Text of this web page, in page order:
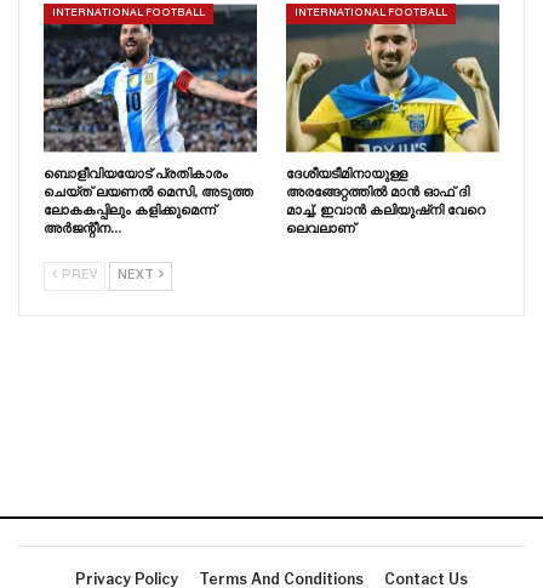
INTERNATIONAL FOOTBALL
ബൊളീവിയയോട് പ്രതികാരം
ചെയ്‌ത്‌ ലയണൽ മെസി, അടുത്ത
ലോകകപ്പിലും കളിക്കുമെന്ന്
അർജന്റീന…
INTERNATIONAL FOOTBALL
ദേശീയടീമിനായുള്ള
അരങ്ങേറ്റത്തിൽ മാൻ ഓഫ് ദി
മാച്ച്, ഇവാൻ കലിയുഷ്‌നി വേറെ
ലെവലാണ്
PREV NEXT
Privacy Policy Terms And Conditions Contact Us